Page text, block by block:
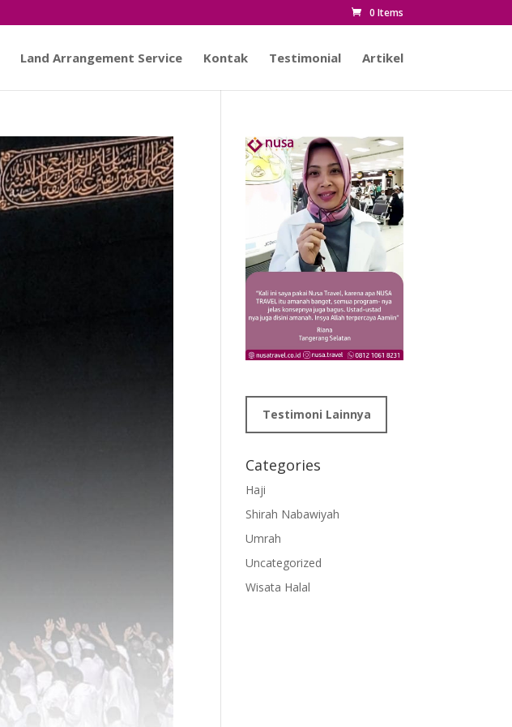
0 Items
Land Arrangement Service Kontak Testimonial Artikel
Testimoni Lainnya
Categories
Haji
Shirah Nabawiyah
Umrah
Uncategorized
Wisata Halal